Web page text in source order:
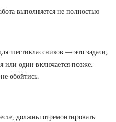
выполняется не полностью
шестиклассников — это задачи,
или один включается позже.
обойтись.
должны отремонтировать